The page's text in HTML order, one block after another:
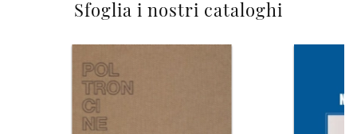
Sfoglia i nostri cataloghi